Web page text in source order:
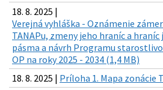
18. 8. 2025 |
Verejná vyhláška - Oznámenie
TANAPu, zmeny jeho hraníc a
pásma a návrh Programu
OP na roky 2025 - 2034 (1,4 MB)
18. 8. 2025 | Príloha 1. Mapa zonácie